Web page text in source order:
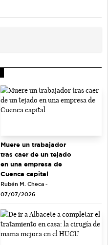
Muere un trabajador
tras caer de un tejado
en una empresa de
Cuenca capital
Rubén M. Checa -
07/07/2026